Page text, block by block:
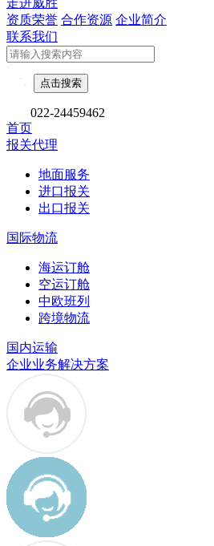
走进威胜
资质荣誉 合作资源 企业简介
联系我们
022-24459462
首页
报关代理
地面服务
进口报关
出口报关
国际物流
海运订舱
空运订舱
中欧班列
跨境物流
国内运输
企业业务解决方案